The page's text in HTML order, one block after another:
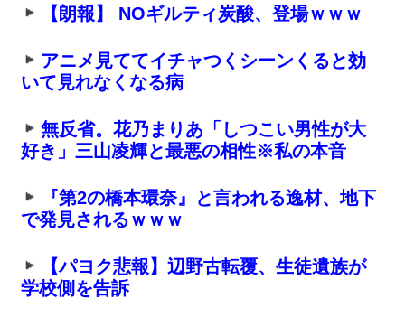
【朗報】 NOギルティ炭酸、登場ｗｗｗ
アニメ見ててイチャつくシーンくると効
いて見れなくなる病
無反省。花乃まりあ「しつこい男性が大
好き」三山凌輝と最悪の相性※私の本音
『第2の橋本環奈』と言われる逸材、地下
で発見されるｗｗｗ
【パヨク悲報】辺野古転覆、生徒遺族が
学校側を告訴